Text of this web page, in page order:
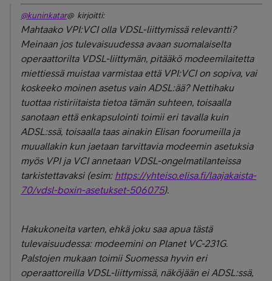
@kuninkatar@ kirjoitti:
Mahtaako VPI:VCI olla VDSL-liittymissä relevantti?
Meinaan jos tulevaisuudessa avaan suomalaiselta
operaattorilta VDSL-liittymän, pitääkö modeemilaitetta
miettiessä muistaa varmistaa että VPI:VCI on sopiva, vai
koskeeko moinen asetus vain ADSL:ää? Nettihaku
tuottaa ristiriitaista tietoa tämän suhteen, toisaalla
sanotaan että enkapsulointi toimii eri tavalla kuin
ADSL:ssä, toisaalla taas ainakin Elisan foorumeilla ja
muuallakin kun jaetaan tarvittavia modeemin asetuksia
myös VPI ja VCI annetaan VDSL-ongelmatilanteissa
tarkistettavaksi (esim: https://yhteiso.elisa.fi/laajakaista-
70/vdsl-boxin-asetukset-506075).
Hakukoneita varten, ehkä joku saa apua tästä
tulevaisuudessa: modeemini on Planet VC-231G.
Palstojen mukaan toimii Suomessa hyvin eri
operaattoreilla VDSL-liittymissä, näköjään ei ADSL:ssä,